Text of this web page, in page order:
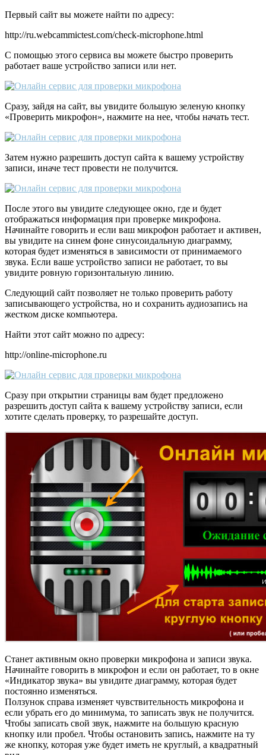
Первый сайт вы можете найти по адресу:
http://ru.webcammictest.com/check-microphone.html
С помощью этого сервиса вы можете быстро проверить
работает ваше устройство записи или нет.
Сразу, зайдя на сайт, вы увидите большую зеленую кнопку
«Проверить микрофон», нажмите на нее, чтобы начать тест.
Затем нужно разрешить доступ сайта к вашему устройству
записи, иначе тест провести не получится.
После этого вы увидите следующее окно, где и будет
отображаться информация при проверке микрофона.
Начинайте говорить и если ваш микрофон работает и активен,
вы увидите на синем фоне синусоидальную диаграмму,
которая будет изменяться в зависимости от принимаемого
звука. Если ваше устройство записи не работает, то вы
увидите ровную горизонтальную линию.
Следующий сайт позволяет не только проверить работу
записывающего устройства, но и сохранить аудиозапись на
жестком диске компьютера.
Найти этот сайт можно по адресу:
http://online-microphone.ru
Сразу при открытии страницы вам будет предложено
разрешить доступ сайта к вашему устройству записи, если
хотите сделать проверку, то разрешайте доступ.
Станет активным окно проверки микрофона и записи звука.
Начинайте говорить в микрофон и если он работает, то в окне
«Индикатор звука» вы увидите диаграмму, которая будет
постоянно изменяться.
Ползунок справа изменяет чувствительность микрофона и
если убрать его до минимума, то записать звук не получится.
Чтобы записать свой звук, нажмите на большую красную
кнопку или пробел. Чтобы остановить запись, нажмите на ту
же кнопку, которая уже будет иметь не круглый, а квадратный